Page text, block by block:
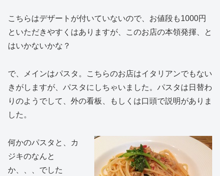
こちらはデザートが付いていないので、お値段も1000円
といただきやすくはありますが、このお店の本領発揮、と
はいかないかな？
で、メインはパスタ。こちらのお店はイタリアンでもない
きがしますが、パスタにしちゃいました。パスタは日替わ
りのようでして、外の看板、もしくは口頭で説明がありま
した。
何かのパスタと、カ
ジキのなんと
か、、、でした